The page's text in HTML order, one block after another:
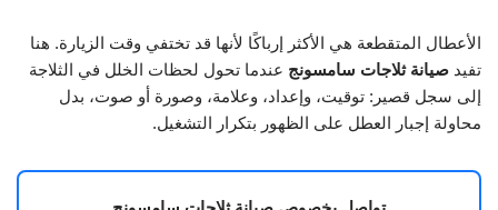
الأعطال المتقطعة هي الأكثر إرباكًا لأنها قد تختفي وقت الزيارة. هنا
تفيد صيانة ثلاجات سامسونج عندما تحول لحظات الخلل في الثلاجة
إلى سجل قصير: توقيت، وإعداد، وعلامة، وصورة أو صوت، بدل
محاولة إجبار العطل على الظهور بتكرار التشغيل.